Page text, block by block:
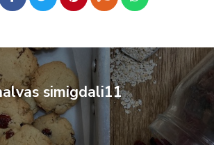
simigdali11